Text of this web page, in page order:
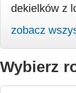
dekielków z
zobacz
Wybierz